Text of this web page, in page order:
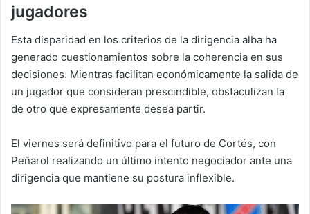
jugadores
Esta disparidad en los criterios de la dirigencia alba ha
generado cuestionamientos sobre la coherencia en sus
decisiones. Mientras facilitan económicamente la salida de
un jugador que consideran prescindible, obstaculizan la
de otro que expresamente desea partir.
El viernes será definitivo para el futuro de Cortés, con
Peñarol realizando un último intento negociador ante una
dirigencia que mantiene su postura inflexible.